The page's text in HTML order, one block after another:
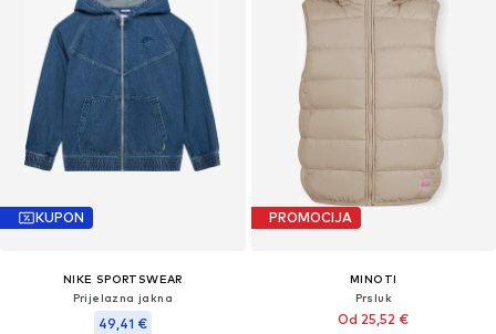
KUPON
NIKE SPORTSWEAR
Prijelazna jakna
49,41 €
PROMOCIJA
MINOTI
Prsluk
Od 25,52 €